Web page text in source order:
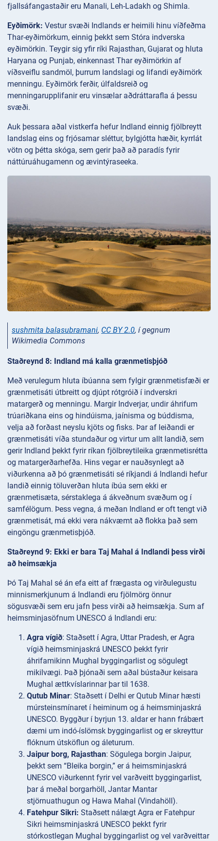
fjallsáfangastaðir eru Manali, Leh-Ladakh og Shimla.
Eyðimörk: Vestur svæði Indlands er heimili hinu víðfeðma
Thar-eyðimörkum, einnig þekkt sem Stóra indverska
eyðimörkin. Teygir sig yfir ríki Rajasthan, Gujarat og hluta
Haryana og Punjab, einkennast Thar eyðimörkin af
víðsveiflu sandmöl, þurrum landslagi og lifandi eyðimörk
menningu. Eyðimörk ferðir, úlfaldsreið og
menningarupplifanir eru vinsælar aðdráttarafla á þessu
svæði.
Auk þessara aðal vistkerfa hefur Indland einnig fjölbreytt
landslag eins og frjósamar sléttur, bylgjótta hæðir, kyrrlát
vötn og þétta skóga, sem gerir það að paradís fyrir
náttúruáhugamenn og ævintýraseeka.
sushmita balasubramani, CC BY 2.0, í gegnum
Wikimedia Commons
Staðreynd 8: Indland má kalla grænmetisþjóð
Með verulegum hluta íbúanna sem fylgir grænmetisfæði er
grænmetisáti útbreitt og djúpt rótgróið í indverskri
matargerð og menningu. Margir Indverjar, undir áhrifum
trúariðkana eins og hindúisma, jaínisma og búddisma,
velja að forðast neyslu kjöts og fisks. Þar af leiðandi er
grænmetisáti víða stundaður og virtur um allt landið, sem
gerir Indland þekkt fyrir ríkan fjölbreytileika grænmetisrétta
og matargerðarhefða. Hins vegar er nauðsynlegt að
viðurkenna að þó grænmetisáti sé ríkjandi á Indlandi hefur
landið einnig töluverðan hluta íbúa sem ekki er
grænmetisæta, sérstaklega á ákveðnum svæðum og í
samfélögum. Þess vegna, á meðan Indland er oft tengt við
grænmetisát, má ekki vera nákvæmt að flokka það sem
eingöngu grænmetisþjóð.
Staðreynd 9: Ekki er bara Taj Mahal á Indlandi þess virði
að heimsækja
Þó Taj Mahal sé án efa eitt af frægasta og virðulegustu
minnismerkjunum á Indlandi eru fjölmörg önnur
sögusvæði sem eru jafn þess virði að heimsækja. Sum af
heimsminjasöfnum UNESCO á Indlandi eru:
Agra vígið: Staðsett í Agra, Uttar Pradesh, er Agra
vígið heimsminjaskrá UNESCO þekkt fyrir
áhrifamikinn Mughal byggingarlist og sögulegt
mikilvægi. Það þjónaði sem aðal bústaður keisara
Mughal ættkvíslarinnar þar til 1638.
Qutub Minar: Staðsett í Delhi er Qutub Minar hæsti
múrsteinsmínaret í heiminum og á heimsminjaskrá
UNESCO. Byggður í byrjun 13. aldar er hann frábært
dæmi um indó-íslömsk byggingarlist og er skreyttur
flóknum útsköflun og áleturum.
Jaipur borg, Rajasthan: Sögulega borgin Jaipur,
þekkt sem “Bleika borgin,” er á heimsminjaskrá
UNESCO viðurkennt fyrir vel varðveitt byggingarlist,
þar á meðal borgarhöll, Jantar Mantar
stjörnuathugun og Hawa Mahal (Vindahöll).
Fatehpur Sikri: Staðsett nálægt Agra er Fatehpur
Sikri heimsminjaskrá UNESCO þekkt fyrir
stórkostlegan Mughal byggingarlist og vel varðveittar